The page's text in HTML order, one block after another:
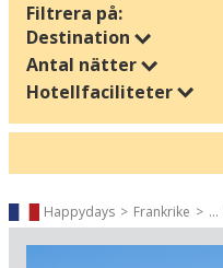
Anmäl dig nu och delta i
Filtrera på:
Destination
Antal nätter
Hotellfaciliteter
Happydays Frankrike ...